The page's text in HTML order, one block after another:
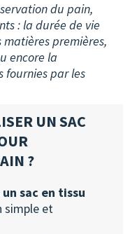
du pain,
: la durée de vie
premières,
encore la
fournies par les
UN SAC
?
un sac en tissu
simple et